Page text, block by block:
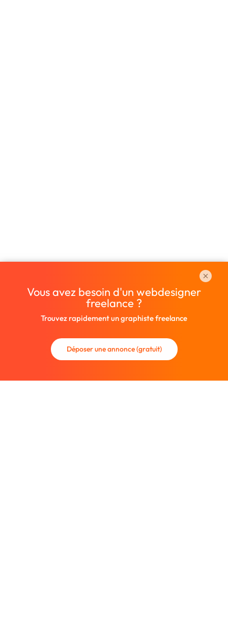
Vous avez besoin d'un webdesigner
freelance ?
Trouvez rapidement un graphiste freelance
Déposer une annonce (gratuit)